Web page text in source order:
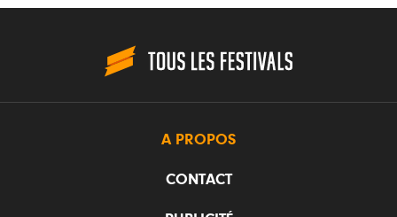
A PROPOS
CONTACT